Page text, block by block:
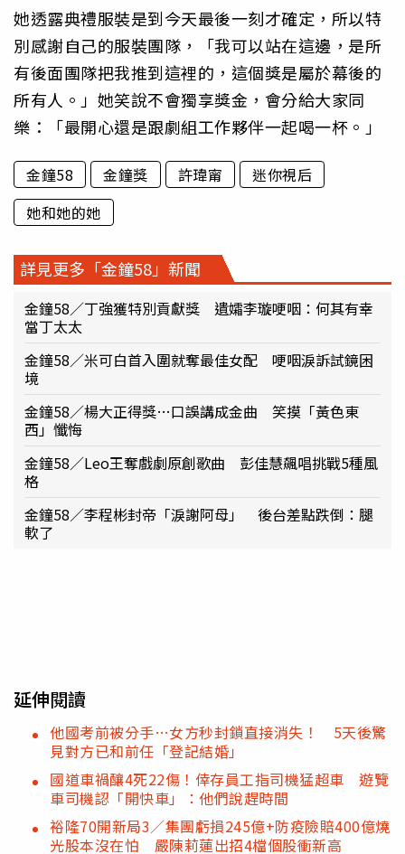
她透露典禮服裝是到今天最後一刻才確定，所以特
別感謝自己的服裝團隊，「我可以站在這邊，是所
有後面團隊把我推到這裡的，這個獎是屬於幕後的
所有人。」她笑說不會獨享獎金，會分給大家同
樂：「最開心還是跟劇組工作夥伴一起喝一杯。」
金鐘58 金鐘獎 許瑋甯
迷你視后
她和她的她
詳見更多「金鐘58」新聞
金鐘58／丁強獲特別貢獻獎 遺孀李璇哽咽：何其有幸
當丁太太
金鐘58／米可白首入圍就奪最佳女配 哽咽淚訴試鏡困
境
金鐘58／楊大正得獎…口誤講成金曲 笑摸「黃色東
西」懺悔
金鐘58／Leo王奪戲劇原創歌曲 彭佳慧飆唱挑戰5種風
格
金鐘58／李程彬封帝「淚謝阿母」 後台差點跌倒：腿
軟了
延伸閱讀
他國考前被分手…女方秒封鎖直接消失！ 5天後驚
見對方已和前任「登記結婚」
國道車禍釀4死22傷！倖存員工指司機猛超車 遊覽
車司機認「開快車」：他們說趕時間
裕隆70開新局3／集團虧損245億+防疫險賠400億燒
光股本沒在怕 嚴陳莉蓮出招4檔個股衝新高